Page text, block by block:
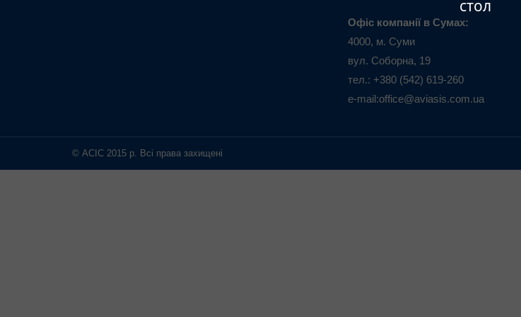
стол
Офіс компанії в Сумах:
4000, м. Суми
вул. Соборна, 19
тел.: +380 (542) 619-260
e-mail:office@aviasis.com.ua
© АСІС 2015 р. Всі права захищені